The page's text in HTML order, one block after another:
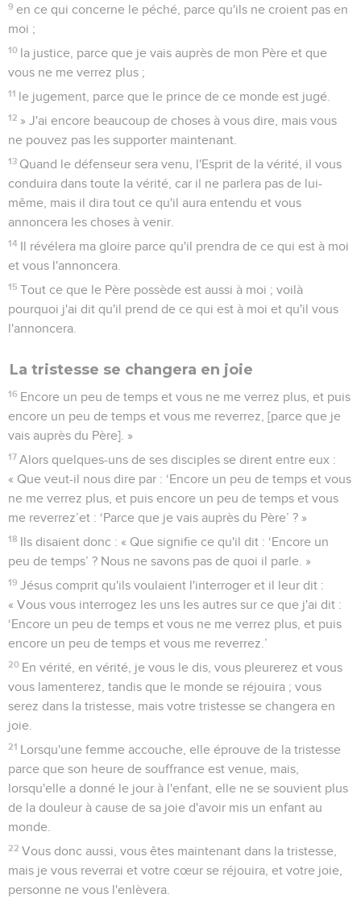
9 en ce qui concerne le péché, parce qu'ils ne croient pas en
moi ;
10 la justice, parce que je vais auprès de mon Père et que
vous ne me verrez plus ;
11 le jugement, parce que le prince de ce monde est jugé.
12 » J'ai encore beaucoup de choses à vous dire, mais vous
ne pouvez pas les supporter maintenant.
13 Quand le défenseur sera venu, l'Esprit de la vérité, il vous
conduira dans toute la vérité, car il ne parlera pas de lui-
même, mais il dira tout ce qu'il aura entendu et vous
annoncera les choses à venir.
14 Il révélera ma gloire parce qu'il prendra de ce qui est à moi
et vous l'annoncera.
15 Tout ce que le Père possède est aussi à moi ; voilà
pourquoi j'ai dit qu'il prend de ce qui est à moi et qu'il vous
l'annoncera.
La tristesse se changera en joie
16 Encore un peu de temps et vous ne me verrez plus, et puis
encore un peu de temps et vous me reverrez, [parce que je
vais auprès du Père]. »
17 Alors quelques-uns de ses disciples se dirent entre eux :
« Que veut-il nous dire par : ‘Encore un peu de temps et vous
ne me verrez plus, et puis encore un peu de temps et vous
me reverrez’et : ‘Parce que je vais auprès du Père’ ? »
18 Ils disaient donc : « Que signifie ce qu'il dit : ‘Encore un
peu de temps’ ? Nous ne savons pas de quoi il parle. »
19 Jésus comprit qu'ils voulaient l'interroger et il leur dit :
« Vous vous interrogez les uns les autres sur ce que j'ai dit :
‘Encore un peu de temps et vous ne me verrez plus, et puis
encore un peu de temps et vous me reverrez.’
20 En vérité, en vérité, je vous le dis, vous pleurerez et vous
vous lamenterez, tandis que le monde se réjouira ; vous
serez dans la tristesse, mais votre tristesse se changera en
joie.
21 Lorsqu'une femme accouche, elle éprouve de la tristesse
parce que son heure de souffrance est venue, mais,
lorsqu'elle a donné le jour à l'enfant, elle ne se souvient plus
de la douleur à cause de sa joie d'avoir mis un enfant au
monde.
22 Vous donc aussi, vous êtes maintenant dans la tristesse,
mais je vous reverrai et votre cœur se réjouira, et votre joie,
personne ne vous l'enlèvera.